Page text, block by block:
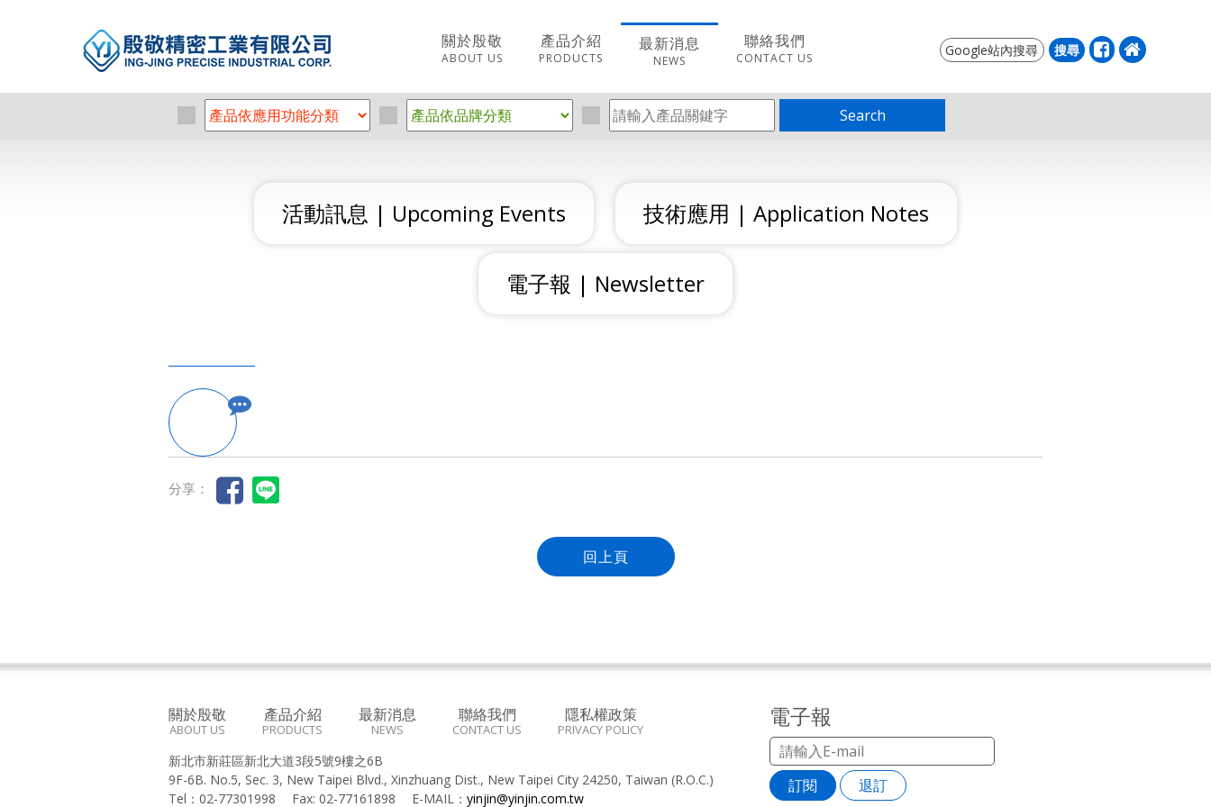
關於殷敬
ABOUT US
產品介紹
PRODUCTS
最新消息
NEWS
聯絡我們
CONTACT US
Search
活動訊息 | Upcoming Events 技術應用 | Application Notes
電子報 | Newsletter
分享：
回上頁
關於殷敬
ABOUT US
產品介紹
PRODUCTS
最新消息
NEWS
聯絡我們
CONTACT US
隱私權政策
PRIVACY POLICY
新北市新莊區新北大道3段5號9樓之6B
9F-6B. No.5, Sec. 3, New Taipei Blvd., Xinzhuang Dist., New Taipei City 24250, Taiwan (R.O.C.)
Tel： 02-77301998 Fax: 02-77161898 E-MAIL： yinjin@yinjin.com.tw
電子報
訂閱 退訂